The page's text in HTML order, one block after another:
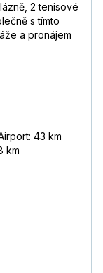
2 tenisové
s tímto
a pronájem
43 km
km